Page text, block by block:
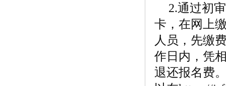
2.通过初
卡，在网上
人员，先缴
作日内，凭
退还报名费